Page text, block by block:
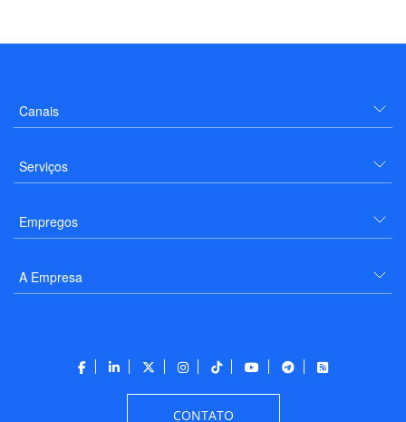
Canais
Serviços
Empregos
A Empresa
CONTATO